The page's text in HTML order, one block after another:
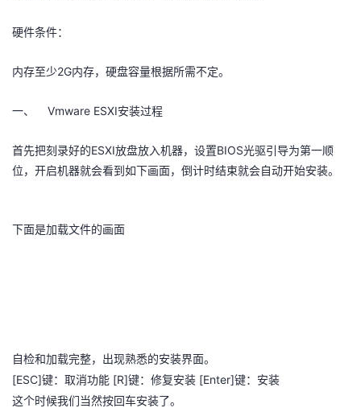
者
我
博
的
坛
我
圈
的
我
注
开
的
我
硬件条件：
内存至少2G内存，硬盘容量根据所需不定。
一、 Vmware ESXI安装过程
首先把刻录好的ESXI放盘放入机器，设置BIOS光驱引导为第一顺
位，开启机器就会看到如下画面，倒计时结束就会自动开始安装。
下面是加载文件的画面
自检和加载完整，出现熟悉的安装界面。
[ESC]键：取消功能 [R]键：修复安装 [Enter]键：安装
这个时候我们当然按回车安装了。